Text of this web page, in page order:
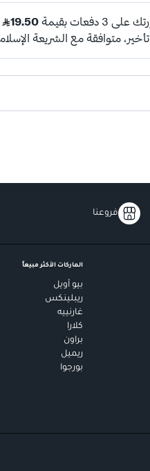
فروعنا
الماركات الأكثر مبيعاً
بيو أويل
ريبلينكس
غارنييه
كلارا
براون
ريميل
بورجوا